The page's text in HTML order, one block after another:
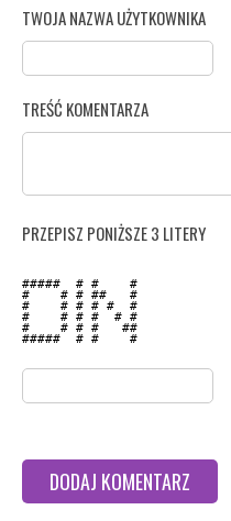
TWOJA NAZWA UŻYTKOWNIKA
TREŚĆ KOMENTARZA
PRZEPISZ PONIŻSZE 3 LITERY
#####  # #    #
#    # # ##   #
#    # # # #  #
#    # # #  # #
#    # # #   ##
#####  # #    #